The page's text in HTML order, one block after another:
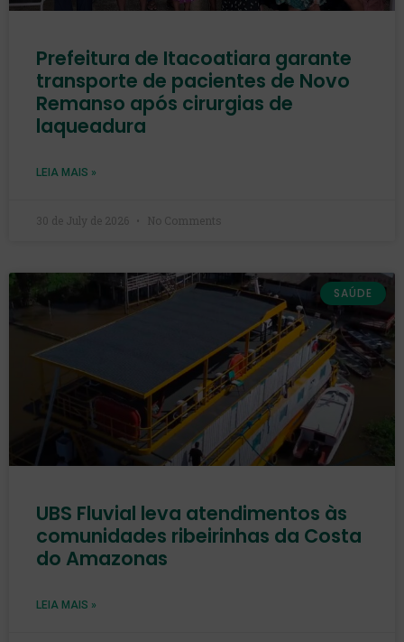
Prefeitura de Itacoatiara garante
transporte de pacientes de Novo
Remanso após cirurgias de
laqueadura
LEIA MAIS »
30 de July de 2026 No Comments
SAÚDE
UBS Fluvial leva atendimentos às
comunidades ribeirinhas da Costa
do Amazonas
LEIA MAIS »